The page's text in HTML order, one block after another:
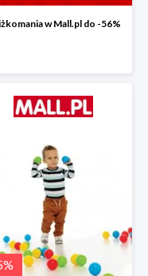
w Mall.pl do -56%
%